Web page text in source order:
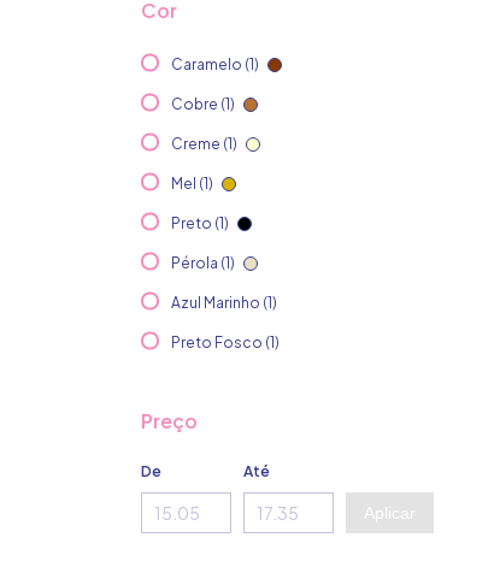
Cor
Caramelo (1)
Cobre (1)
Creme (1)
Mel (1)
Preto (1)
Pérola (1)
Azul Marinho (1)
Preto Fosco (1)
Preço
De Até
Aplicar